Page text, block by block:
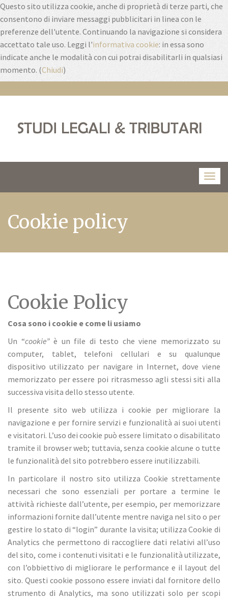
Questo sito utilizza cookie, anche di proprietà di terze parti, che
consentono di inviare messaggi pubblicitari in linea con le
preferenze dell'utente. Continuando la navigazione si considera
accettato tale uso. Leggi l'informativa cookie: in essa sono
indicate anche le modalità con cui potrai disabilitarli in qualsiasi
momento. (Chiudi)
Cookie policy
Cookie Policy
Cosa sono i cookie e come li usiamo
Un “cookie” è un file di testo che viene memorizzato su
computer, tablet, telefoni cellulari e su qualunque
dispositivo utilizzato per navigare in Internet, dove viene
memorizzato per essere poi ritrasmesso agli stessi siti alla
successiva visita dello stesso utente.
Il presente sito web utilizza i cookie per migliorare la
navigazione e per fornire servizi e funzionalità ai suoi utenti
e visitatori. L’uso dei cookie può essere limitato o disabilitato
tramite il browser web; tuttavia, senza cookie alcune o tutte
le funzionalità del sito potrebbero essere inutilizzabili.
In particolare il nostro sito utilizza Cookie strettamente
necessari che sono essenziali per portare a termine le
attività richieste dall’utente, per esempio, per memorizzare
informazioni fornite dall’utente mentre naviga nel sito o per
gestire lo stato di “login” durante la visita; utilizza Cookie di
Analytics che permettono di raccogliere dati relativi all’uso
del sito, come i contenuti visitati e le funzionalità utilizzate,
con l’obbiettivo di migliorare le performance e il layout del
sito. Questi cookie possono essere inviati dal fornitore dello
strumento di Analytics, ma sono utilizzati solo per scopi